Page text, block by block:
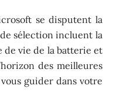
se disputent la
sélection incluent la
de vie de la batterie et
des meilleures
guider dans votre